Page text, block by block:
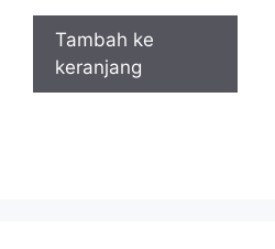
adalah:
Rp65.000.
ini
Tambah ke
keranjang